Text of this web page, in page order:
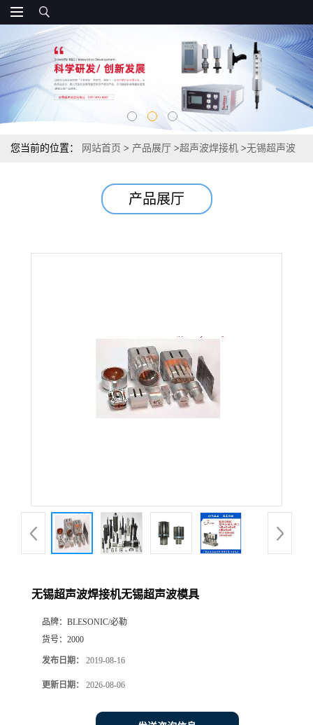
您当前的位置： 网站首页 > 产品展厅 >超声波焊接机 >无锡超声波
产品展厅
无锡超声波焊接机无锡超声波模具
品牌： BLESONIC/必勒
货号： 2000
发布日期： 2019-08-16
更新日期： 2026-08-06